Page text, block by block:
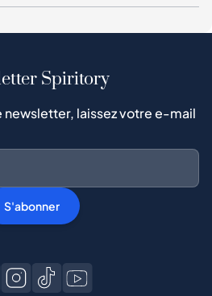
Spiritory
newsletter, laissez votre e-mail
S'abonner